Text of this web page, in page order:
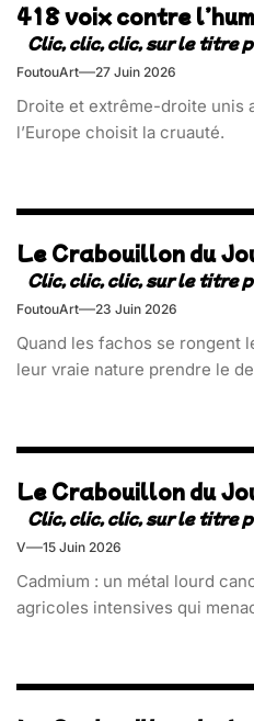
418 voix contre
FoutouArt 27 Juin 2026
Droite et extrême-droite unis
l’Europe choisit la cruauté.
Le Crabouillon du
FoutouArt 23 Juin 2026
Quand les fachos se rongent
leur vraie nature prendre le
Le Crabouillon du
V 15 Juin 2026
Cadmium : un métal lourd
agricoles intensives qui